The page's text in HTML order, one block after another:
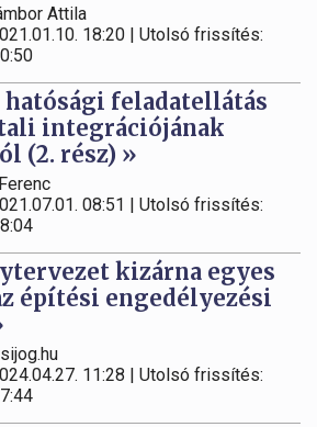
Attila
18:20 | Utolsó frissítés:
feladatellátás
integrációjának
(2. rész) »
08:51 | Utolsó frissítés:
kizárna egyes
építési engedélyezési
11:28 | Utolsó frissítés: